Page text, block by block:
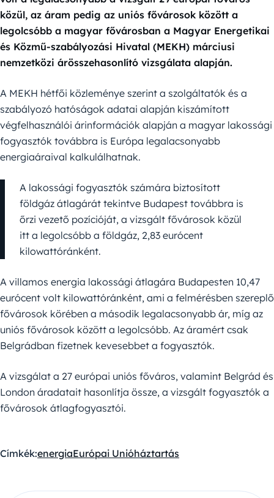
közül, az áram pedig az uniós fővárosok között a
legolcsóbb a magyar fővárosban a Magyar Energetikai
és Közmű-szabályozási Hivatal (MEKH) márciusi
nemzetközi árösszehasonlító vizsgálata alapján.
A MEKH hétfői közleménye szerint a szolgáltatók és a
szabályozó hatóságok adatai alapján kiszámított
végfelhasználói árinformációk alapján a magyar lakossági
fogyasztók továbbra is Európa legalacsonyabb
energiaáraival kalkulálhatnak.
A lakossági fogyasztók számára biztosított
földgáz átlagárát tekintve Budapest továbbra is
őrzi vezető pozícióját, a vizsgált fővárosok közül
itt a legolcsóbb a földgáz, 2,83 eurócent
kilowattóránként.
A villamos energia lakossági átlagára Budapesten 10,47
eurócent volt kilowattóránként, ami a felmérésben szereplő
fővárosok körében a második legalacsonyabb ár, míg az
uniós fővárosok között a legolcsóbb. Az áramért csak
Belgrádban fizetnek kevesebbet a fogyasztók.
A vizsgálat a 27 európai uniós főváros, valamint Belgrád és
London áradatait hasonlítja össze, a vizsgált fogyasztók a
fővárosok átlagfogyasztói.
Címkék:energiaEurópai Unióháztartás